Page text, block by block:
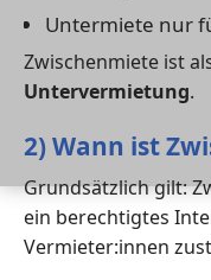
Untermiete nur
Zwischenmiete ist
Untervermietung.
2) Wann ist
Grundsätzlich gilt:
ein berechtigtes
Vermieter:innen